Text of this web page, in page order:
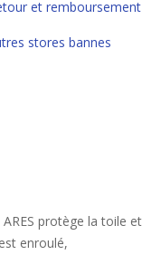
et remboursement
stores bannes
protège la toile
enroulé,